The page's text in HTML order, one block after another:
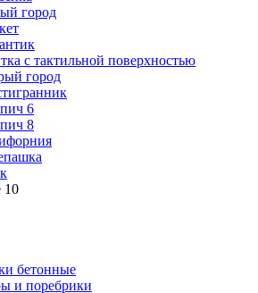
город
с тактильной поверхностью
город
6
8
10
бетонные